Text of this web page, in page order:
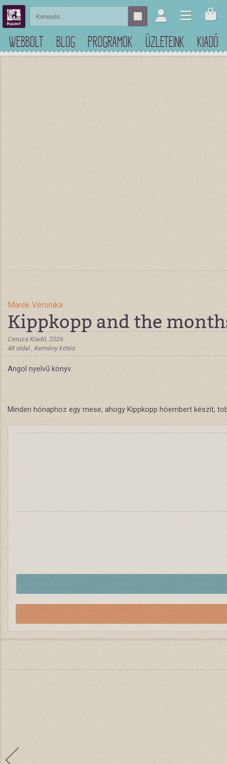
WEBBOLT BLOG PROGRAMOK ÜZLETEINK KIADÓ
Marék Veronika
Kippkopp and the
Ceruza Kiadó, 2026
48 oldal , Kemény kötés
Angol nyelvű könyv.
Minden hónaphoz egy mese, ahogy Kippkopp hóembert készít,